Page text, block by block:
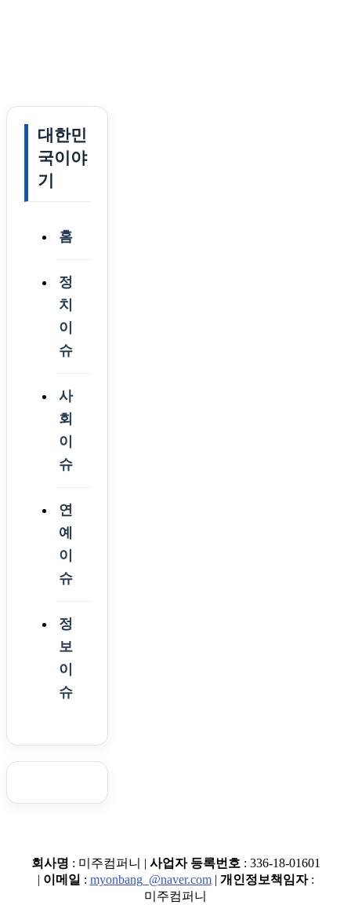
대한민
국이야
기
홈
정
치
이
슈
사
회
이
슈
연
예
이
슈
정
보
이
슈
회사명 : 미주컴퍼니 | 사업자 등록번호 : 336-18-01601
| 이메일 : myonbang_@naver.com| 개인정보책임자:
미주컴퍼니